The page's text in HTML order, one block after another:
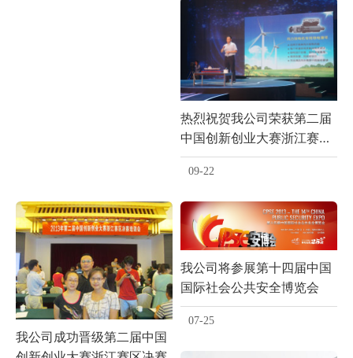
热烈祝贺我公司荣获第二届
中国创新创业大赛浙江赛区
三等奖
09-22
我公司成功晋级第二届中国
我公司将参展第十四届中国
国际社会公共安全博览会
07-25